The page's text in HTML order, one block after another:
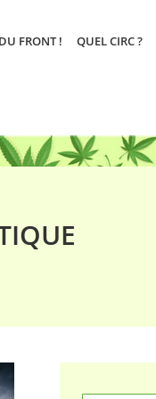
FRONT ! QUEL CIRC ?